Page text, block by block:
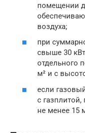
помещении
воздуха;
при
свыше 30
отдельного
м² и с
если
с
не менее 15